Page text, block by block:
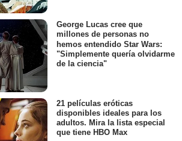
George Lucas cree que
millones de personas no
hemos entendido Star Wars:
"Simplemente quería olvidarme
de la ciencia"
21 películas eróticas
disponibles ideales para los
adultos. Mira la lista especial
que tiene HBO Max